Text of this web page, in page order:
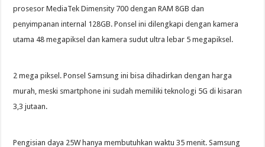
prosesor MediaTek Dimensity 700 dengan RAM 8GB dan
penyimpanan internal 128GB. Ponsel ini dilengkapi dengan kamera
utama 48 megapiksel dan kamera sudut ultra lebar 5 megapiksel.
2 mega piksel. Ponsel Samsung ini bisa dihadirkan dengan harga
murah, meski smartphone ini sudah memiliki teknologi 5G di kisaran
3,3 jutaan.
Pengisian daya 25W hanya membutuhkan waktu 35 menit. Samsung